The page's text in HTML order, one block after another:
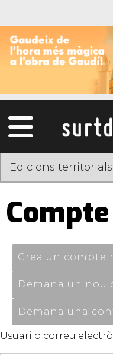
Edicions territorials
Pestanyes
primàries
Crea un compte
Demana un nou
Demana una
Usuari o correu